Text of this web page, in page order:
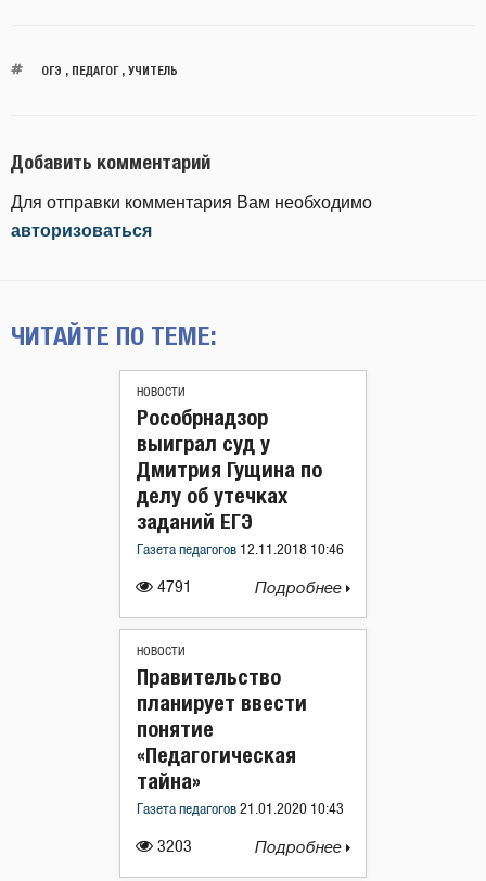
ОГЭ , ПЕДАГОГ, УЧИТЕЛЬ
Добавить комментарий
Для отправки комментария Вам необходимо
авторизоваться
ЧИТАЙТЕ ПО ТЕМЕ:
НОВОСТИ
4791
Рособрнадзор
выиграл суд у
Дмитрия Гущина по
делу об утечках
заданий ЕГЭ
Газета педагогов 12.11.2018 10:46
Подробнее
НОВОСТИ
3203
Правительство
планирует ввести
понятие
«Педагогическая
тайна»
Газета педагогов 21.01.2020 10:43
Подробнее